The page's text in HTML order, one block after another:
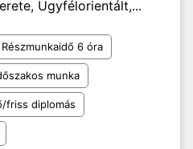
Ügyfélorientált,...
Részmunkaidő 6 óra
munka
friss diplomás